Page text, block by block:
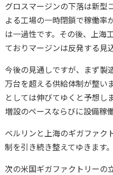
グロスマージンの下落は新型
よる工場の一時閉鎖で稼働率
は一過性です。その後、上海
ておりマージンは反発する見
今後の見通しですが、まず製
万台を超える供給体制が整い
としては伸びてゆくと予想し
増設のペースならびに設備稼
ベルリンと上海のギガファク
制を引き続き整えてゆきます。
次の米国ギガファクトリーの